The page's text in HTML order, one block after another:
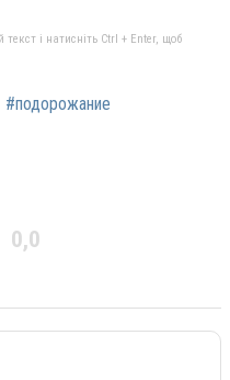
і натисніть Ctrl + Enter, щоб
#подорожание
0,0